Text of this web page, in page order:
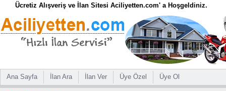
Ücretiz Alışveriş ve İlan Sitesi Aciliyetten.com' a Hoşgeldiniz.
Ana Sayfa İlan Ara İlan Ver Üye Özel Üye Ol